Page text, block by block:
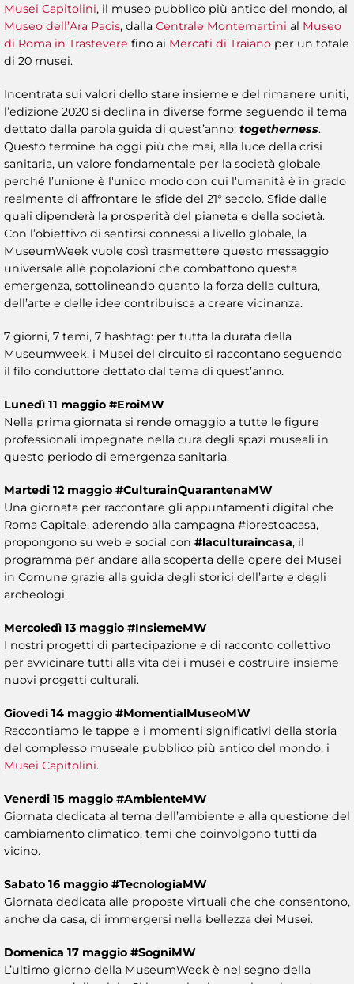
Musei Capitolini, il museo pubblico più antico del mondo, al
Museo dell’Ara Pacis, dalla Centrale Montemartini al Museo
di Roma in Trastevere fino ai Mercati di Traiano per un totale
di 20 musei.
Incentrata sui valori dello stare insieme e del rimanere uniti,
l’edizione 2020 si declina in diverse forme seguendo il tema
dettato dalla parola guida di quest’anno: togetherness.
Questo termine ha oggi più che mai, alla luce della crisi
sanitaria, un valore fondamentale per la società globale
perché l’unione è l'unico modo con cui l'umanità è in grado
realmente di affrontare le sfide del 21° secolo. Sfide dalle
quali dipenderà la prosperità del pianeta e della società.
Con l’obiettivo di sentirsi connessi a livello globale, la
MuseumWeek vuole così trasmettere questo messaggio
universale alle popolazioni che combattono questa
emergenza, sottolineando quanto la forza della cultura,
dell’arte e delle idee contribuisca a creare vicinanza.
7 giorni, 7 temi, 7 hashtag: per tutta la durata della
Museumweek, i Musei del circuito si raccontano seguendo
il filo conduttore dettato dal tema di quest’anno.
Lunedì 11 maggio #EroiMW
Nella prima giornata si rende omaggio a tutte le figure
professionali impegnate nella cura degli spazi museali in
questo periodo di emergenza sanitaria.
Martedi 12 maggio #CulturainQuarantenaMW
Una giornata per raccontare gli appuntamenti digital che
Roma Capitale, aderendo alla campagna #iorestoacasa,
propongono su web e social con #laculturaincasa, il
programma per andare alla scoperta delle opere dei Musei
in Comune grazie alla guida degli storici dell’arte e degli
archeologi.
Mercoledì 13 maggio #InsiemeMW
I nostri progetti di partecipazione e di racconto collettivo
per avvicinare tutti alla vita dei i musei e costruire insieme
nuovi progetti culturali.
Giovedi 14 maggio #MomentialMuseoMW
Raccontiamo le tappe e i momenti significativi della storia
del complesso museale pubblico più antico del mondo, i
Musei Capitolini.
Venerdi 15 maggio #AmbienteMW
Giornata dedicata al tema dell’ambiente e alla questione del
cambiamento climatico, temi che coinvolgono tutti da
vicino.
Sabato 16 maggio #TecnologiaMW
Giornata dedicata alle proposte virtuali che che consentono,
anche da casa, di immergersi nella bellezza dei Musei.
Domenica 17 maggio #SogniMW
L’ultimo giorno della MuseumWeek è nel segno della